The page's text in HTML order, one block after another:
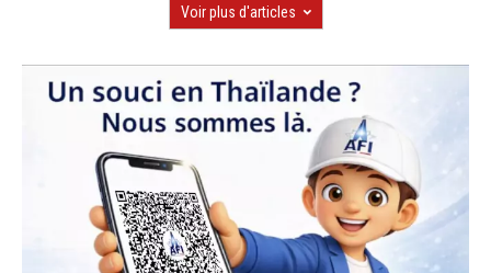
Voir plus d'articles